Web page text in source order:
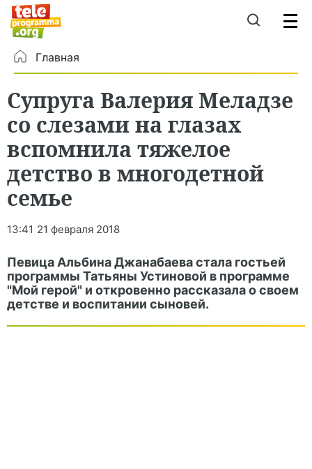
Главная
Супруга Валерия Меладзе
со слезами на глазах
вспомнила тяжелое
детство в многодетной
семье
13:41 21 февраля 2018
Певица Альбина Джанабаева стала гостьей
программы Татьяны Устиновой в программе
"Мой герой" и откровенно рассказала о своем
детстве и воспитании сыновей.